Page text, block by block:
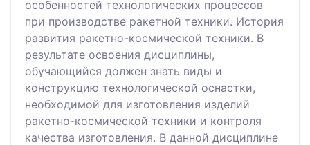
особенностей технологических процессов
при производстве ракетной техники. История
развития ракетно-космической техники. В
результате освоения дисциплины,
обучающийся должен знать виды и
конструкцию технологической оснастки,
необходимой для изготовления изделий
ракетно-космической техники и контроля
качества изготовления. В данной дисциплине